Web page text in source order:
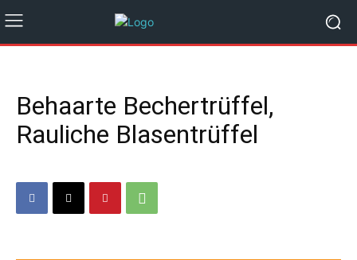
Behaarte Bechertrüffel,
Rauliche Blasentrüffel